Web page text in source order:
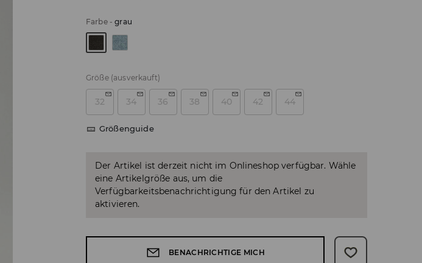
Farbe-grau
Größe (ausverkauft)
32 34 36 38 40 42 44
Größenguide
Der Artikel ist derzeit nicht im Onlineshop verfügbar. Wähle
eine Artikelgröße aus, um die
Verfügbarkeitsbenachrichtigung für den Artikel zu
aktivieren.
BENACHRICHTIGE MICH